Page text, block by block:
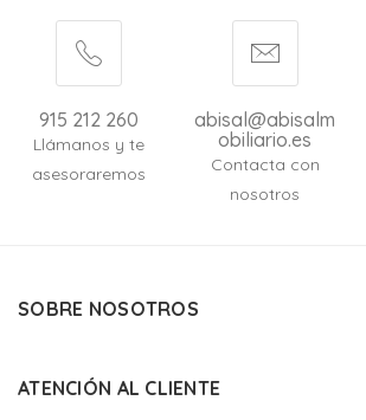
915 212 260
Llámanos y te
asesoraremos
abisal@abisalm
obiliario.es
Contacta con
nosotros
SOBRE NOSOTROS
ATENCIÓN AL CLIENTE